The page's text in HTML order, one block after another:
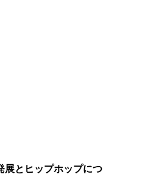
展とヒップホップにつ